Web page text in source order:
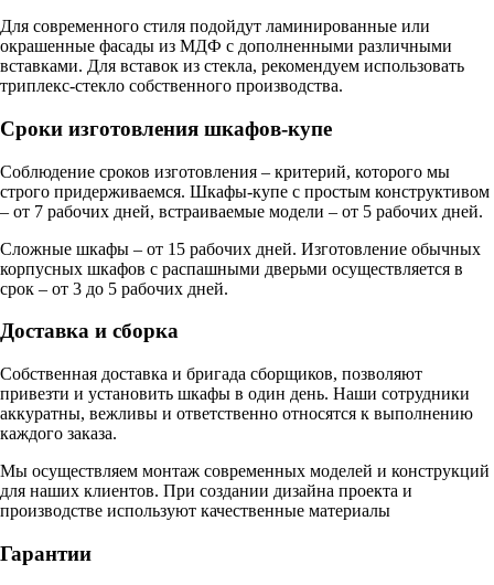
Для современного стиля подойдут ламинированные или
окрашенные фасады из МДФ с дополненными различными
вставками. Для вставок из стекла, рекомендуем использовать
триплекс-стекло собственного производства.
Сроки изготовления шкафов-купе
Соблюдение сроков изготовления – критерий, которого мы
строго придерживаемся. Шкафы-купе с простым конструктивом
– от 7 рабочих дней, встраиваемые модели – от 5 рабочих дней.
Сложные шкафы – от 15 рабочих дней. Изготовление обычных
корпусных шкафов с распашными дверьми осуществляется в
срок – от 3 до 5 рабочих дней.
Доставка и сборка
Собственная доставка и бригада сборщиков, позволяют
привезти и установить шкафы в один день. Наши сотрудники
аккуратны, вежливы и ответственно относятся к выполнению
каждого заказа.
Мы осуществляем монтаж современных моделей и конструкций
для наших клиентов. При создании дизайна проекта и
производстве используют качественные материалы
Гарантии